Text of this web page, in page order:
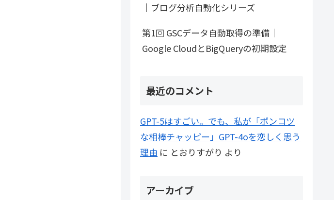
｜ブログ分析自動化シリーズ
第1回 GSCデータ自動取得の準備｜
Google CloudとBigQueryの初期設定
最近のコメント
GPT-5はすごい。でも、私が「ポンコツ
な相棒チャッピー」GPT-4oを恋しく思う
理由 に とおりすがり より
アーカイブ